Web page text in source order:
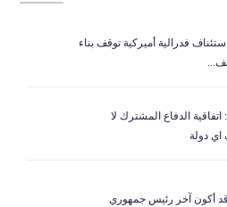
فدرالية أميركية توقف بناء
اتفاقية الدفاع المشترك لا
دولة
أكون آخر رئيس جمهوري